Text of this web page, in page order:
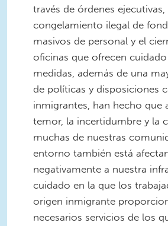
través de órdenes ejecutivas,
congelamiento ilegal de
masivos de personal y el
oficinas que ofrecen
medidas, además de una
de políticas y disposiciones
inmigrantes, han hecho que
temor, la incertidumbre y la
muchas de nuestras
entorno también está
negativamente a nuestra
cuidado en la que los
origen inmigrante
necesarios servicios de los